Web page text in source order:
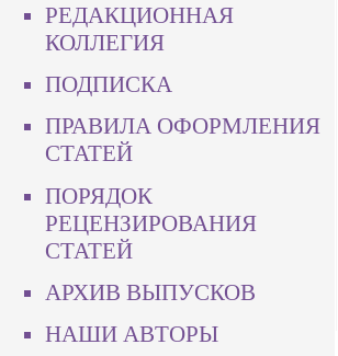
РЕДАКЦИОННАЯ
КОЛЛЕГИЯ
ПОДПИСКА
ПРАВИЛА ОФОРМЛЕНИЯ
СТАТЕЙ
ПОРЯДОК
РЕЦЕНЗИРОВАНИЯ
СТАТЕЙ
АРХИВ ВЫПУСКОВ
НАШИ АВТОРЫ